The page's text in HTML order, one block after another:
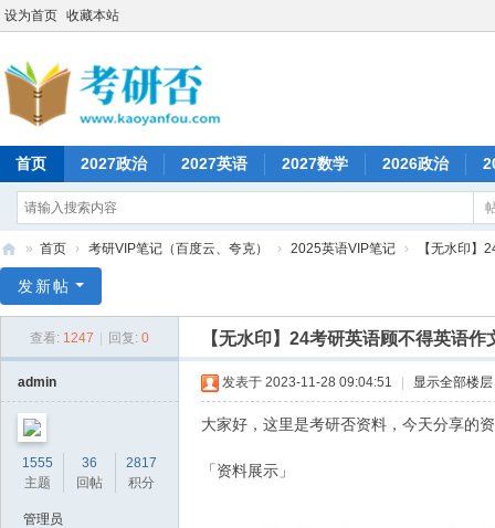
设为首页 收藏本站
首页 2027政治 2027英语 2027数学 2026政治
研
» 首页 › 考研VIP笔记（百度云、夸克） › 2025英语VIP笔记 › 【无水印】
发新帖
查看: 1247 回复: 0 【无水印】24考研英语顾不得英语作
admin
1555
主题
36
回帖
2817
积分
管理员
发表于 2023-11-28 09:04:51 显示全部楼层
大家好，这里是考研否资料，今天分享的
「资料展示」